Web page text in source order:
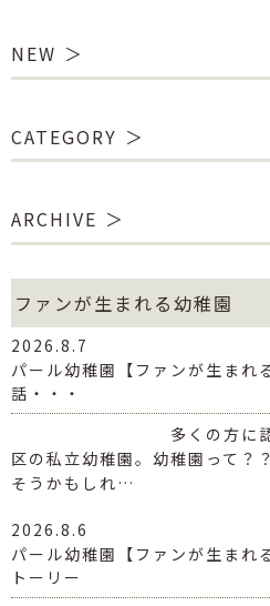
NEW
CATEGORY
ARCHIVE
ファンが生まれる幼稚園
2026.8.7
パール幼稚園【ファンが生まれ
話・・・
多くの方に認識され
区の私立幼稚園。幼稚園って？
そうかもしれ…
2026.8.6
パール幼稚園【ファンが生まれ
トーリー